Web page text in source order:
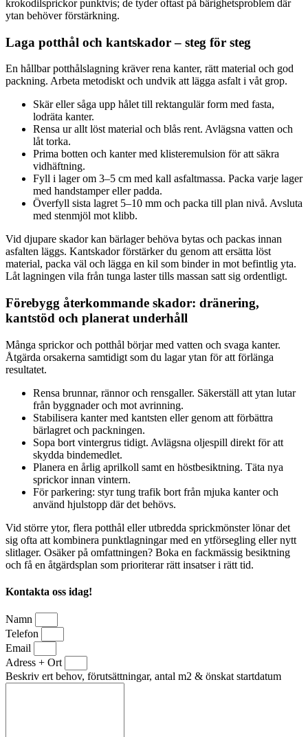
krokodilsprickor punktvis; de tyder oftast på bärighetsproblem där
ytan behöver förstärkning.
Laga potthål och kantskador – steg för steg
En hållbar potthålslagning kräver rena kanter, rätt material och god
packning. Arbeta metodiskt och undvik att lägga asfalt i våt grop.
Skär eller såga upp hålet till rektangulär form med fasta,
lodräta kanter.
Rensa ur allt löst material och blås rent. Avlägsna vatten och
låt torka.
Prima botten och kanter med klisteremulsion för att säkra
vidhäftning.
Fyll i lager om 3–5 cm med kall asfaltmassa. Packa varje lager
med handstamper eller padda.
Överfyll sista lagret 5–10 mm och packa till plan nivå. Avsluta
med stenmjöl mot klibb.
Vid djupare skador kan bärlager behöva bytas och packas innan
asfalten läggs. Kantskador förstärker du genom att ersätta löst
material, packa väl och lägga en kil som binder in mot befintlig yta.
Låt lagningen vila från tunga laster tills massan satt sig ordentligt.
Förebygg återkommande skador: dränering,
kantstöd och planerat underhåll
Många sprickor och potthål börjar med vatten och svaga kanter.
Åtgärda orsakerna samtidigt som du lagar ytan för att förlänga
resultatet.
Rensa brunnar, rännor och rensgaller. Säkerställ att ytan lutar
från byggnader och mot avrinning.
Stabilisera kanter med kantsten eller genom att förbättra
bärlagret och packningen.
Sopa bort vintergrus tidigt. Avlägsna oljespill direkt för att
skydda bindemedlet.
Planera en årlig aprilkoll samt en höstbesiktning. Täta nya
sprickor innan vintern.
För parkering: styr tung trafik bort från mjuka kanter och
använd hjulstopp där det behövs.
Vid större ytor, flera potthål eller utbredda sprickmönster lönar det
sig ofta att kombinera punktlagningar med en ytförsegling eller nytt
slitlager. Osäker på omfattningen? Boka en fackmässig besiktning
och få en åtgärdsplan som prioriterar rätt insatser i rätt tid.
Kontakta oss idag!
Namn
Telefon
Email
Adress + Ort
Beskriv ert behov, förutsättningar, antal m2 & önskat startdatum